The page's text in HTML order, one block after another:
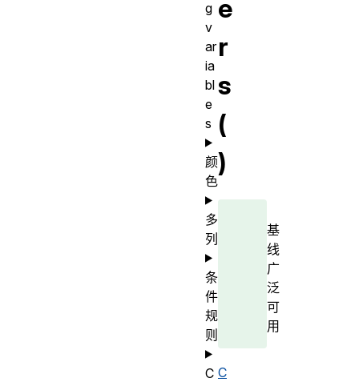
e
r
s
(
)
基
线
广
泛
可
用
C
g
v
ar
ia
bl
e
s
颜
色
多
列
条
件
规
则
C